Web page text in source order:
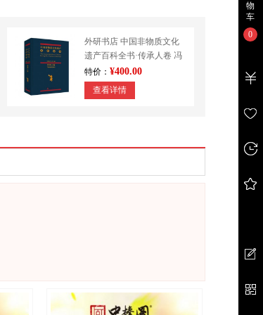
外研书店 中国非物质文化
遗产百科全书·传承人卷 冯
骥才 民间文学 其他
特价： ¥400.00
查看详情
物
车
0